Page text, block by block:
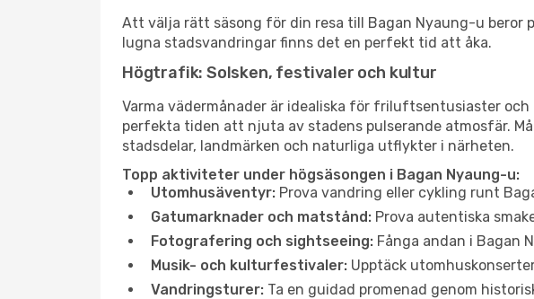
Att välja rätt säsong för din resa till Bagan Nyaung-u beror
lugna stadsvandringar finns det en perfekt tid att åka.
Högtrafik: Solsken, festivaler och kultur
Varma vädermånader är idealiska för friluftsentusiaster
perfekta tiden att njuta av stadens pulserande atmosfär.
stadsdelar, landmärken och naturliga utflykter i närheten.
Topp aktiviteter under högsäsongen i Bagan Nyaung-u:
Utomhusäventyr: Prova vandring eller cykling runt
Gatumarknader och matstånd: Prova autentiska
Fotografering och sightseeing: Fånga andan i Bagan
Musik- och kulturfestivaler: Upptäck
Vandringsturer: Ta en guidad promenad genom